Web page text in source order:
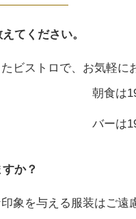
てください。
ビストロで、お気軽に
朝食は
バーは
か？
象を与える服装はご遠